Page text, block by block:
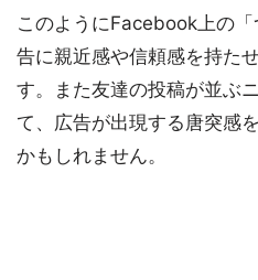
このようにFacebook上の
告に親近感や信頼感を持た
す。また友達の投稿が並ぶ
て、広告が出現する唐突感
かもしれません。